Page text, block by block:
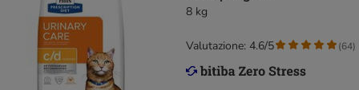
8 kg
Valutazione: 4.6/5 (64)